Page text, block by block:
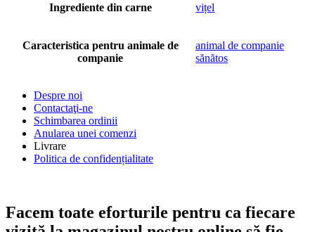
Ingrediente din carne vițel
Caracteristica pentru animale de
companie
animal de companie
sănătos
Despre noi
Contactaţi-ne
Schimbarea ordinii
Anularea unei comenzi
Livrare
Politica de confidențialitate
Facem toate eforturile pentru ca fiecare